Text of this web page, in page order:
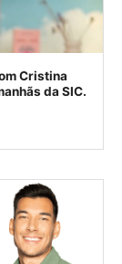
Cristina
da SIC.